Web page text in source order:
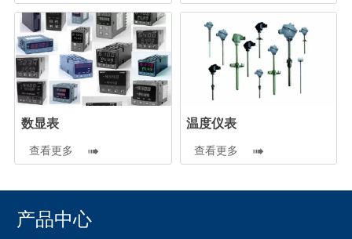
数显表
查看更多 
温度仪表
查看更多 
产品中心